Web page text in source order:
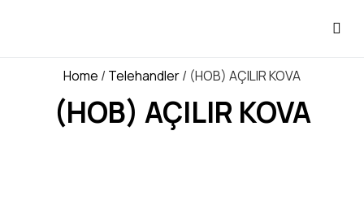
Home / Telehandler/ (HOB) AÇILIR KOVA
(HOB) AÇILIR KOVA